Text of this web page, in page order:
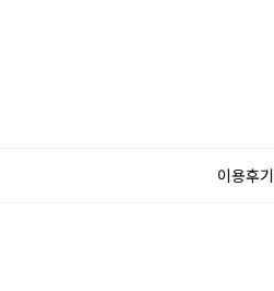
이용후